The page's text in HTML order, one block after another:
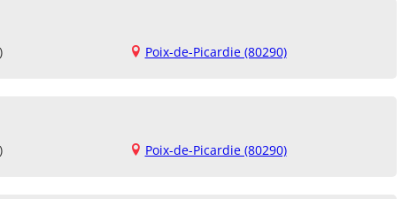
Poix-de-Picardie (80290)
Poix-de-Picardie (80290)